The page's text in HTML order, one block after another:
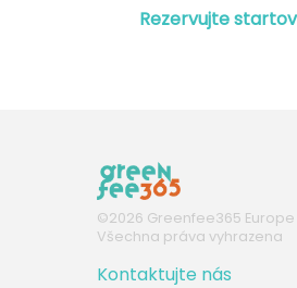
Rezervujte
©2026 Greenfee365 Europe
Všechna práva vyhrazena
Kontaktujte nás